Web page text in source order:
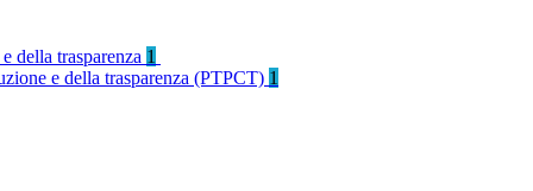
della trasparenza 1
e della trasparenza (PTPCT) 1